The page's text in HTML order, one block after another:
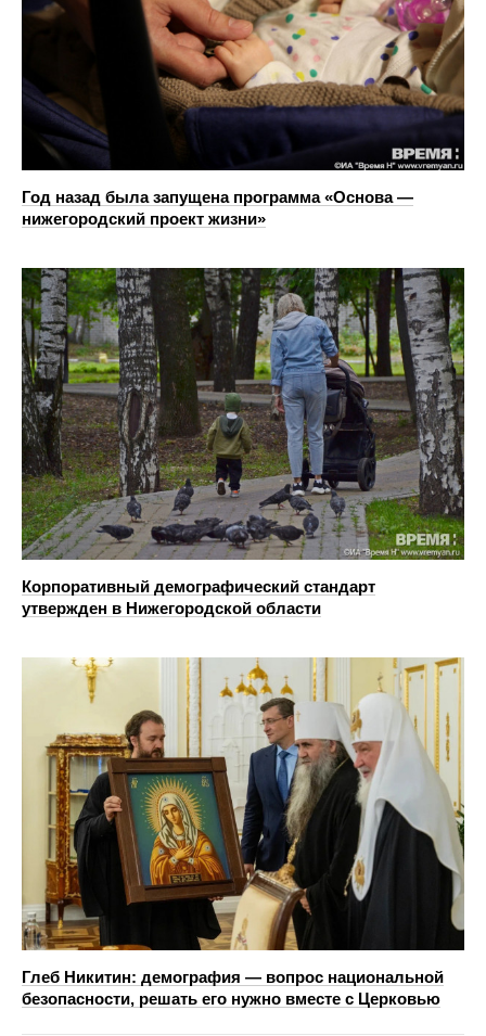
Год назад была запущена программа «Основа —
нижегородский проект жизни»
Корпоративный демографический стандарт
утвержден в Нижегородской области
Глеб Никитин: демография — вопрос национальной
безопасности, решать его нужно вместе с Церковью